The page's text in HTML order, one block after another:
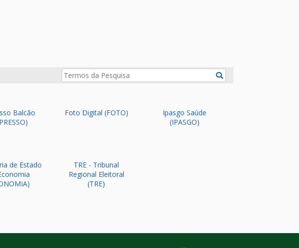
Termos da Pesquisa:
Pesquisar
Balcão
Foto Digital (FOTO)
Ipasgo Saúde
(IPASGO)
de Estado
TRE - Tribunal
Regional Eleitoral
(TRE)